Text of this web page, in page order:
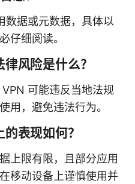
数据或元数据，具体以
仔细阅读。
风险是什么？
可能违反当地法规
用，避免违法行为。
表现如何？
上限有限，且部分应用
移动设备上谨慎使用并